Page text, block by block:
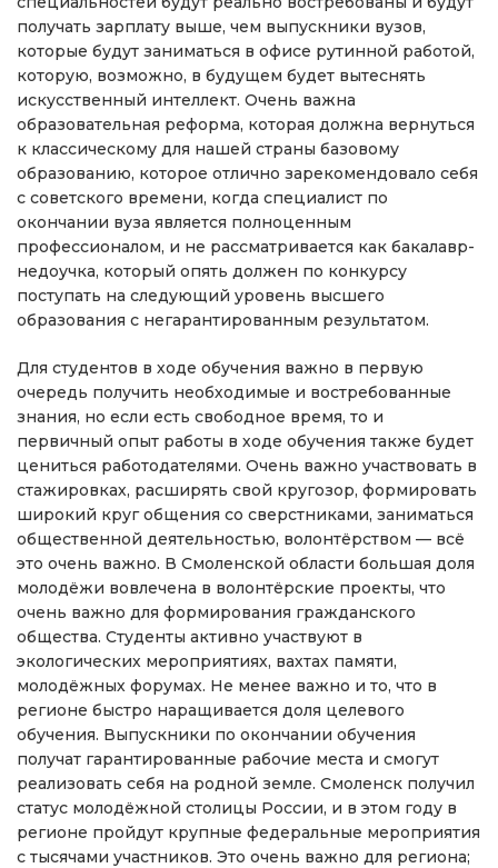
получать зарплату выше, чем выпускники вузов,
которые будут заниматься в офисе рутинной работой,
которую, возможно, в будущем будет вытеснять
искусственный интеллект. Очень важна
образовательная реформа, которая должна вернуться
к классическому для нашей страны базовому
образованию, которое отлично зарекомендовало себя
с советского времени, когда специалист по
окончании вуза является полноценным
профессионалом, и не рассматривается как бакалавр-
недоучка, который опять должен по конкурсу
поступать на следующий уровень высшего
образования с негарантированным результатом.
Для студентов в ходе обучения важно в первую
очередь получить необходимые и востребованные
знания, но если есть свободное время, то и
первичный опыт работы в ходе обучения также будет
цениться работодателями. Очень важно участвовать в
стажировках, расширять свой кругозор, формировать
широкий круг общения со сверстниками, заниматься
общественной деятельностью, волонтёрством — всё
это очень важно. В Смоленской области большая доля
молодёжи вовлечена в волонтёрские проекты, что
очень важно для формирования гражданского
общества. Студенты активно участвуют в
экологических мероприятиях, вахтах памяти,
молодёжных форумах. Не менее важно и то, что в
регионе быстро наращивается доля целевого
обучения. Выпускники по окончании обучения
получат гарантированные рабочие места и смогут
реализовать себя на родной земле. Смоленск получил
статус молодёжной столицы России, и в этом году в
регионе пройдут крупные федеральные мероприятия
с тысячами участников. Это очень важно для региона;